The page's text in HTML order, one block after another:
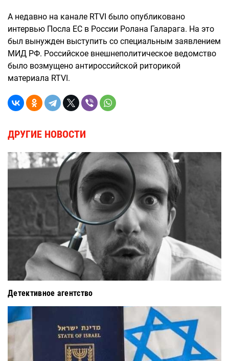
А недавно на канале RTVI было опубликовано
интервью Посла ЕС в России Ролана Галарага. На это
был вынужден выступить со специальным заявлением
МИД РФ. Российское внешнеполитическое ведомство
было возмущено антироссийской риторикой
материала RTVI.
ДРУГИЕ НОВОСТИ
Детективное агентство